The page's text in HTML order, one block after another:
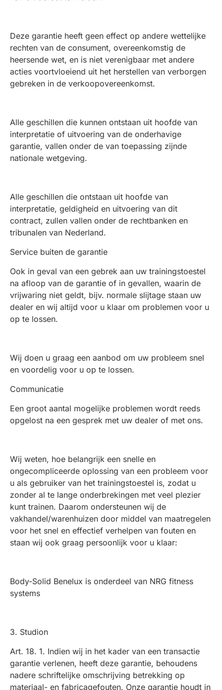
Deze garantie heeft geen effect op andere wettelijke
rechten van de consument, overeenkomstig de
heersende wet, en is niet verenigbaar met andere
acties voortvloeiend uit het herstellen van verborgen
gebreken in de verkoopovereenkomst.
Alle geschillen die kunnen ontstaan uit hoofde van
interpretatie of uitvoering van de onderhavige
garantie, vallen onder de van toepassing zijnde
nationale wetgeving.
Alle geschillen die ontstaan uit hoofde van
interpretatie, geldigheid en uitvoering van dit
contract, zullen vallen onder de rechtbanken en
tribunalen van Nederland.
Service buiten de garantie
Ook in geval van een gebrek aan uw trainingstoestel
na afloop van de garantie of in gevallen, waarin de
vrijwaring niet geldt, bijv. normale slijtage staan uw
dealer en wij altijd voor u klaar om problemen voor u
op te lossen.
Wij doen u graag een aanbod om uw probleem snel
en voordelig voor u op te lossen.
Communicatie
Een groot aantal mogelijke problemen wordt reeds
opgelost na een gesprek met uw dealer of met ons.
Wij weten, hoe belangrijk een snelle en
ongecompliceerde oplossing van een probleem voor
u als gebruiker van het trainingstoestel is, zodat u
zonder al te lange onderbrekingen met veel plezier
kunt trainen. Daarom ondersteunen wij de
vakhandel/warenhuizen door middel van maatregelen
voor het snel en effectief verhelpen van fouten en
staan wij ook graag persoonlijk voor u klaar:
Body-Solid Benelux is onderdeel van NRG fitness
systems
3. Studion
Art. 18. 1. Indien wij in het kader van een transactie
garantie verlenen, heeft deze garantie, behoudens
nadere schriftelijke omschrijving betrekking op
materiaal- en fabricagefouten. Onze garantie houdt in